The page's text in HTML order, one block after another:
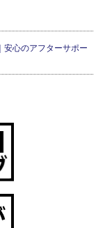
安心のアフターサポー